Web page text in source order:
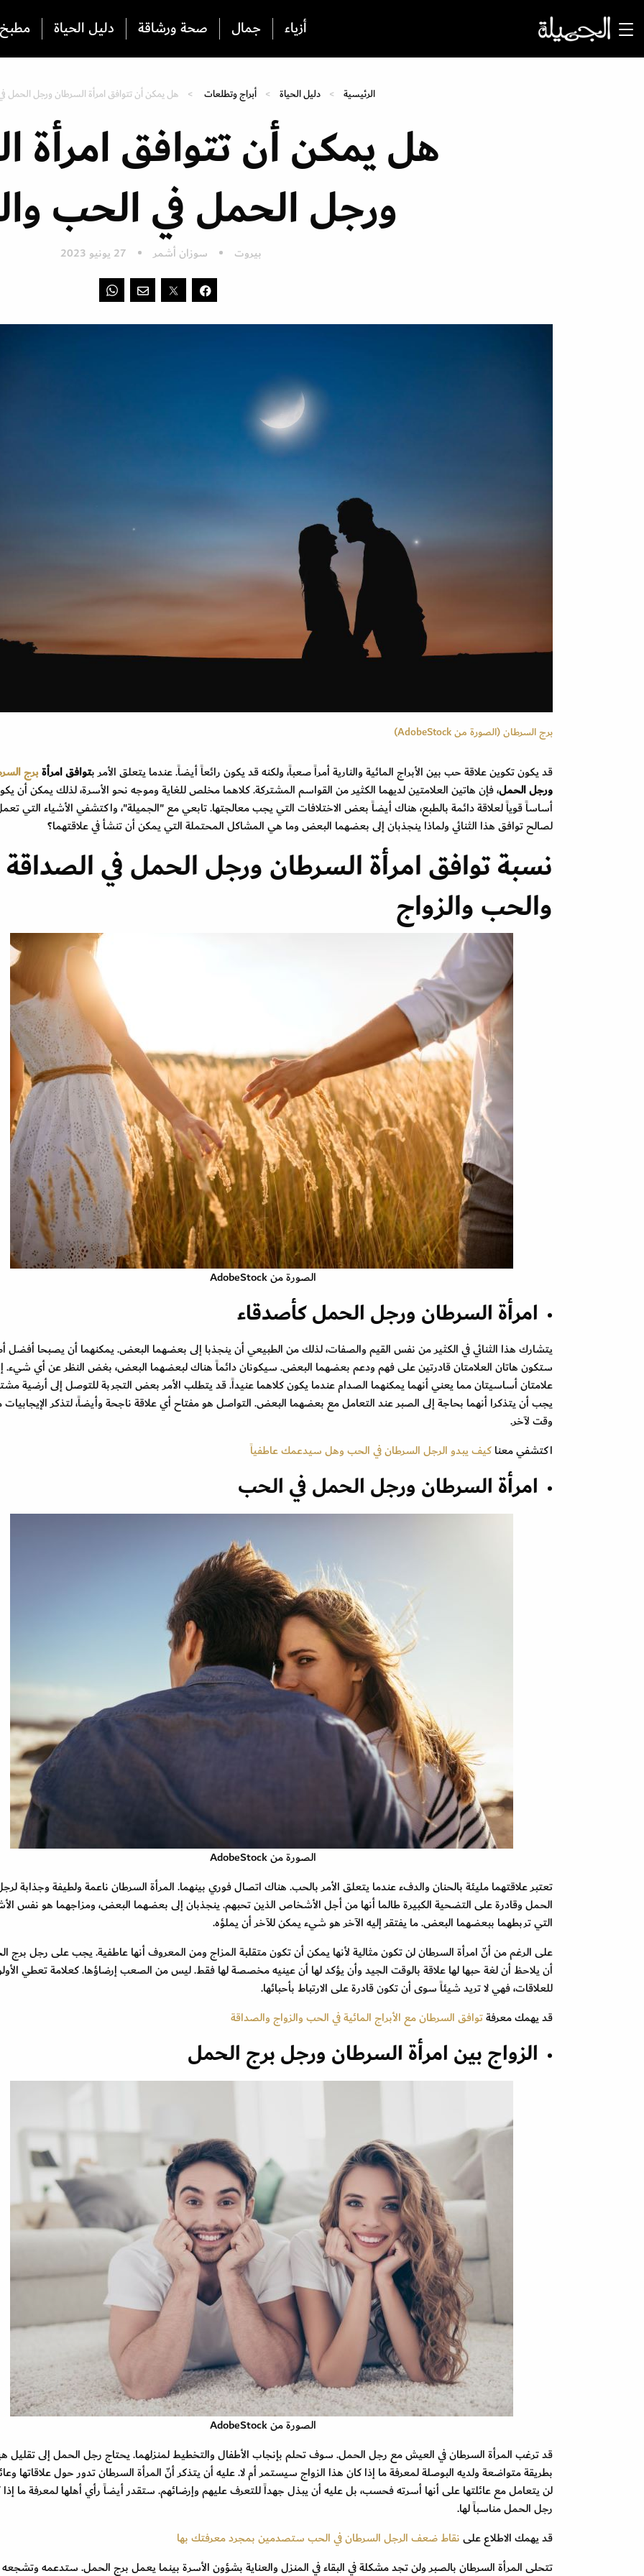
أزياء جمال صحة ورشاقة دليل الحياة
الرئيسية دليل الحياة أبراج وتطلعات هل يمكن أن تتوافق امرأة السرطان ورجل الحمل
هل يمكن أن تتوافق امرأة
ورجل الحمل في الحب
بيروت سوزان أشمر 27 يونيو 2023
برج السرطان (الصورة من AdobeStock)
قد يكون تكوين علاقة حب بين الأبراج المائية والنارية أمراً صعباً، ولكنه قد يكون رائعاً أيضاً. عندما يتعلق الأمر بتوافق امرأةبرج
ورجل الحمل، فإن هاتين العلامتين لديهما الكثير من القواسم المشتركة. كلاهما مخلص للغاية وموجه نحو الأسرة، لذلك يمكن أن
أساساً قوياً لعلاقة دائمة بالطبع، هناك أيضاً بعض الاختلافات التي يجب معالجتها. تابعي مع "الجميلة"، واكتشفي الأشياء التي
لصالح توافق هذا الثنائي ولماذا ينجذبان إلى بعضهما البعض وما هي المشاكل المحتملة التي يمكن أن تنشأ في علاقتهما؟
نسبة توافق امرأة السرطان ورجل الحمل في الصداقة
والحب والزواج
الصورة من AdobeStock
امرأة السرطان ورجل الحمل كأصدقاء
يتشارك هذا الثنائي في الكثير من نفس القيم والصفات، لذلك من الطبيعي أن ينجذبا إلى بعضهما البعض. يمكنهما أن يصبحا أفضل
ستكون هاتان العلامتان قادرتين على فهم ودعم بعضهما البعض. سيكونان دائماً هناك لبعضهما البعض، بغض النظر عن أي شيء.
علامتان أساسيتان مما يعني أنهما يمكنهما الصدام عندما يكون كلاهما عنيداً. قد يتطلب الأمر بعض التجربة للتوصل إلى أرضية
يجب أن يتذكرا أنهما بحاجة إلى الصبر عند التعامل مع بعضهما البعض. التواصل هو مفتاح أي علاقة ناجحة وأيضاً، لتذكر
وقت لآخر.
اكتشفي معناكيف يبدو الرجل السرطان في الحب وهل سيدعمك عاطفياً
امرأة السرطان ورجل الحمل في الحب
الصورة من AdobeStock
تعتبر علاقتهما مليئة بالحنان والدفء عندما يتعلق الأمر بالحب. هناك اتصال فوري بينهما. المرأة السرطان ناعمة ولطيفة وجذابة
الحمل وقادرة على التضحية الكبيرة طالما أنها من أجل الأشخاص الذين تحبهم. ينجذبان إلى بعضهما البعض، ومزاجهما هو نفس
التي تربطهما ببعضهما البعض. ما يفتقر إليه الآخر هو شيء يمكن للآخر أن يملؤه.
على الرغم من أنّ امرأة السرطان لن تكون مثالية لأنها يمكن أن تكون متقلبة المزاج ومن المعروف أنها عاطفية. يجب على رجل برج
أن يلاحظ أن لغة حبها لها علاقة بالوقت الجيد وأن يؤكد لها أن عينيه مخصصة لها فقط. ليس من الصعب إرضاؤها. كعلامة تعطي
للعلاقات، فهي لا تريد شيئاً سوى أن تكون قادرة على الارتباط بأحبائها.
قد يهمك معرفةتوافق السرطان مع الأبراج المائية في الحب والزواج والصداقة
الزواج بين امرأة السرطان ورجل برج الحمل
الصورة من AdobeStock
قد ترغب المرأة السرطان في العيش مع رجل الحمل. سوف تحلم بإنجاب الأطفال والتخطيط لمنزلهما. يحتاج رجل الحمل إلى تقليل
بطريقة متواضعة ولديه البوصلة لمعرفة ما إذا كان هذا الزواج سيستمر أم لا. عليه أن يتذكر أنّ المرأة السرطان تدور حول علاقاتها
لن يتعامل مع عائلتها على أنها أسرته فحسب، بل عليه أن يبذل جهداً للتعرف عليهم وإرضائهم. ستقدر أيضاً رأي أهلها لمعرفة ما
رجل الحمل مناسباً لها.
قد يهمك الاطلاع علىنقاط ضعف الرجل السرطان في الحب ستصدمين بمجرد معرفتك بها
تتحلى المرأة السرطان بالصبر ولن تجد مشكلة في البقاء في المنزل والعناية بشؤون الأسرة بينما يعمل برج الحمل. ستدعمه